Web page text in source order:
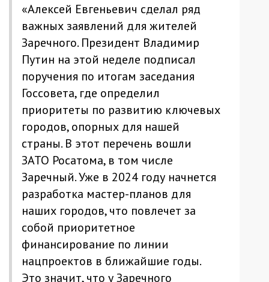
«Алексей Евгеньевич сделал ряд
важных заявлений для жителей
Заречного. Президент Владимир
Путин на этой неделе подписал
поручения по итогам заседания
Госсовета, где определил
приоритеты по развитию ключевых
городов, опорных для нашей
страны. В этот перечень вошли
ЗАТО Росатома, в том числе
Заречный. Уже в 2024 году начнется
разработка мастер-планов для
наших городов, что повлечет за
собой приоритетное
финансирование по линии
нацпроектов в ближайшие годы.
Это значит, что у Заречного